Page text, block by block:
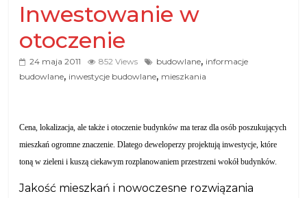
budowlanej
Inwestowanie w
otoczenie
24 maja 2011 852 Views budowlane, informacje
budowlane, inwestycje budowlane, mieszkania
Cena, lokalizacja, ale także i otoczenie budynków ma teraz dla osób poszukujących
mieszkań ogromne znaczenie. Dlatego deweloperzy projektują inwestycje, które
toną w zieleni i kuszą ciekawym rozplanowaniem przestrzeni wokół budynków.
Jakość mieszkań i nowoczesne rozwiązania